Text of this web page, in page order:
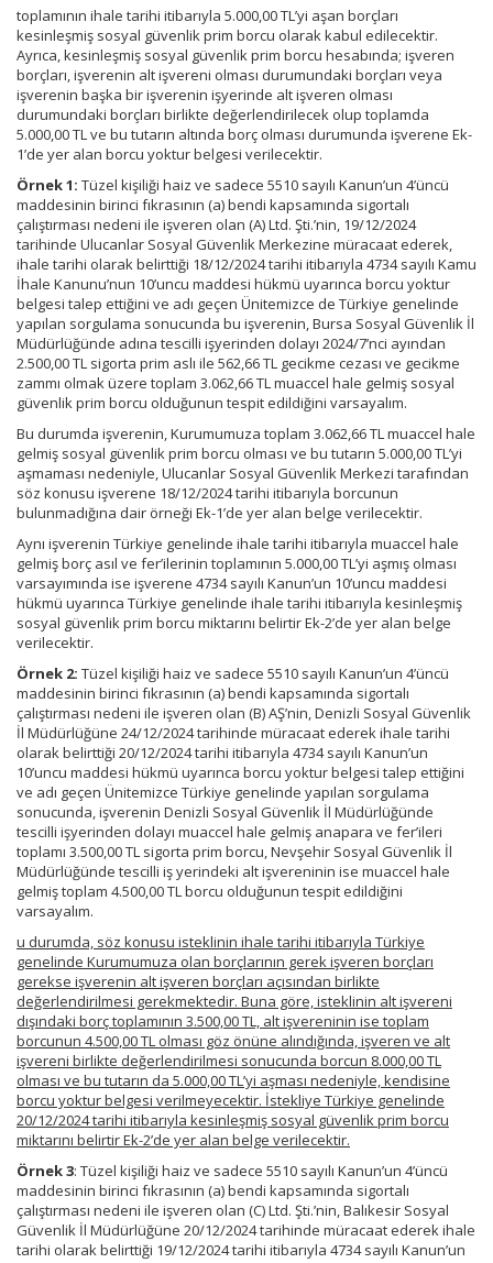
toplamının ihale tarihi itibarıyla 5.000,00 TL’yi aşan borçları
kesinleşmiş sosyal güvenlik prim borcu olarak kabul edilecektir.
Ayrıca, kesinleşmiş sosyal güvenlik prim borcu hesabında; işveren
borçları, işverenin alt işvereni olması durumundaki borçları veya
işverenin başka bir işverenin işyerinde alt işveren olması
durumundaki borçları birlikte değerlendirilecek olup toplamda
5.000,00 TL ve bu tutarın altında borç olması durumunda işverene Ek-
1’de yer alan borcu yoktur belgesi verilecektir.
Örnek 1: Tüzel kişiliği haiz ve sadece 5510 sayılı Kanun’un 4’üncü
maddesinin birinci fıkrasının (a) bendi kapsamında sigortalı
çalıştırması nedeni ile işveren olan (A) Ltd. Şti.’nin, 19/12/2024
tarihinde Ulucanlar Sosyal Güvenlik Merkezine müracaat ederek,
ihale tarihi olarak belirttiği 18/12/2024 tarihi itibarıyla 4734 sayılı Kamu
İhale Kanunu’nun 10’uncu maddesi hükmü uyarınca borcu yoktur
belgesi talep ettiğini ve adı geçen Ünitemizce de Türkiye genelinde
yapılan sorgulama sonucunda bu işverenin, Bursa Sosyal Güvenlik İl
Müdürlüğünde adına tescilli işyerinden dolayı 2024/7’nci ayından
2.500,00 TL sigorta prim aslı ile 562,66 TL gecikme cezası ve gecikme
zammı olmak üzere toplam 3.062,66 TL muaccel hale gelmiş sosyal
güvenlik prim borcu olduğunun tespit edildiğini varsayalım.
Bu durumda işverenin, Kurumumuza toplam 3.062,66 TL muaccel hale
gelmiş sosyal güvenlik prim borcu olması ve bu tutarın 5.000,00 TL’yi
aşmaması nedeniyle, Ulucanlar Sosyal Güvenlik Merkezi tarafından
söz konusu işverene 18/12/2024 tarihi itibarıyla borcunun
bulunmadığına dair örneği Ek-1’de yer alan belge verilecektir.
Aynı işverenin Türkiye genelinde ihale tarihi itibarıyla muaccel hale
gelmiş borç asıl ve fer’ilerinin toplamının 5.000,00 TL’yi aşmış olması
varsayımında ise işverene 4734 sayılı Kanun’un 10’uncu maddesi
hükmü uyarınca Türkiye genelinde ihale tarihi itibarıyla kesinleşmiş
sosyal güvenlik prim borcu miktarını belirtir Ek-2’de yer alan belge
verilecektir.
Örnek 2: Tüzel kişiliği haiz ve sadece 5510 sayılı Kanun’un 4’üncü
maddesinin birinci fıkrasının (a) bendi kapsamında sigortalı
çalıştırması nedeni ile işveren olan (B) AŞ’nin, Denizli Sosyal Güvenlik
İl Müdürlüğüne 24/12/2024 tarihinde müracaat ederek ihale tarihi
olarak belirttiği 20/12/2024 tarihi itibarıyla 4734 sayılı Kanun’un
10’uncu maddesi hükmü uyarınca borcu yoktur belgesi talep ettiğini
ve adı geçen Ünitemizce Türkiye genelinde yapılan sorgulama
sonucunda, işverenin Denizli Sosyal Güvenlik İl Müdürlüğünde
tescilli işyerinden dolayı muaccel hale gelmiş anapara ve fer’ileri
toplamı 3.500,00 TL sigorta prim borcu, Nevşehir Sosyal Güvenlik İl
Müdürlüğünde tescilli iş yerindeki alt işvereninin ise muaccel hale
gelmiş toplam 4.500,00 TL borcu olduğunun tespit edildiğini
varsayalım.
u durumda, söz konusu isteklinin ihale tarihi itibarıyla Türkiye
genelinde Kurumumuza olan borçlarının gerek işveren borçları
gerekse işverenin alt işveren borçları açısından birlikte
değerlendirilmesi gerekmektedir. Buna göre, isteklinin alt işvereni
dışındaki borç toplamının 3.500,00 TL, alt işvereninin ise toplam
borcunun 4.500,00 TL olması göz önüne alındığında, işveren ve alt
işvereni birlikte değerlendirilmesi sonucunda borcun 8.000,00 TL
olması ve bu tutarın da 5.000,00 TL’yi aşması nedeniyle, kendisine
borcu yoktur belgesi verilmeyecektir. İstekliye Türkiye genelinde
20/12/2024 tarihi itibarıyla kesinleşmiş sosyal güvenlik prim borcu
miktarını belirtir Ek-2’de yer alan belge verilecektir.
Örnek 3: Tüzel kişiliği haiz ve sadece 5510 sayılı Kanun’un 4’üncü
maddesinin birinci fıkrasının (a) bendi kapsamında sigortalı
çalıştırması nedeni ile işveren olan (C) Ltd. Şti.’nin, Balıkesir Sosyal
Güvenlik İl Müdürlüğüne 20/12/2024 tarihinde müracaat ederek ihale
tarihi olarak belirttiği 19/12/2024 tarihi itibarıyla 4734 sayılı Kanun’un